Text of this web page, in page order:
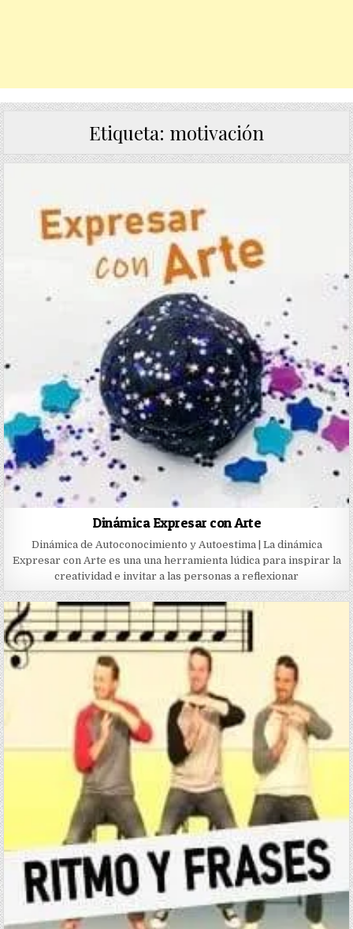
Etiqueta: motivación
Dinámica Expresar con Arte
Dinámica de Autoconocimiento y Autoestima | La dinámica
Expresar con Arte es una una herramienta lúdica para inspirar la
creatividad e invitar a las personas a reflexionar